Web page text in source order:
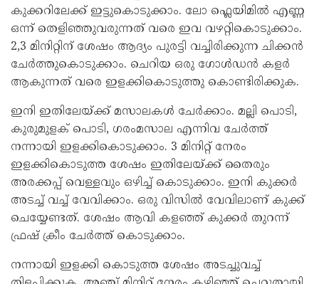
കുക്കറിലേക്ക് ഇട്ടുകൊടുക്കാം. ലോ ഫ്ലെയിമിൽ എണ്ണ
ഒന്ന് തെളിഞ്ഞുവരുന്നത് വരെ ഇവ വഴറ്റികൊടുക്കാം.
2,3 മിനിറ്റിന് ശേഷം ആദ്യം പുരട്ടി വച്ചിരിക്കുന്ന ചിക്കൻ
ചേർത്തുകൊടുക്കാം. ചെറിയ ഒരു ഗോൾഡൻ കളർ
ആകുന്നത് വരെ ഇളക്കികൊടുത്തു കൊണ്ടിരിക്കുക.
ഇനി ഇതിലേയ്‌ക്ക് മസാലകൾ ചേർക്കാം. മല്ലി പൊടി,
കുരുമുളക് പൊടി, ഗരംമസാല എന്നിവ ചേർത്ത്
നന്നായി ഇളക്കികൊടുക്കാം. 3 മിനിറ്റ് നേരം
ഇളക്കികൊടുത്ത ശേഷം ഇതിലേയ്‌ക്ക് തൈരും
അരക്കപ്പ് വെള്ളവും ഒഴിച്ച് കൊടുക്കാം. ഇനി കുക്കർ
അടച്ച് വച്ച് വേവിക്കാം. ഒരു വിസിൽ വേവിലാണ് കുക്ക്
ചെയ്യേണ്ടത്. ശേഷം ആവി കളഞ്ഞ് കുക്കർ തുറന്ന്
ഫ്രഷ് ക്രീം ചേർത്ത് കൊടുക്കാം.
നന്നായി ഇളക്കി കൊടുത്ത ശേഷം അടച്ചുവച്ച്